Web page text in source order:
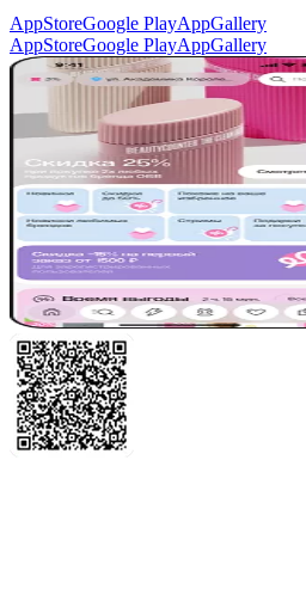
AppStoreGoogle PlayAppGallery
AppStoreGoogle PlayAppGallery